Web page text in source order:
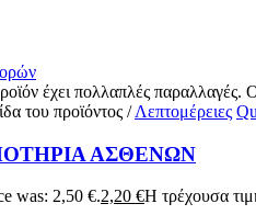
έχει πολλαπλές παραλλαγές.
του προϊόντος / Λεπτομέρειες
ΑΣΘΕΝΩΝ
was: 2,50 €.2,20 €Η τρέχουσα